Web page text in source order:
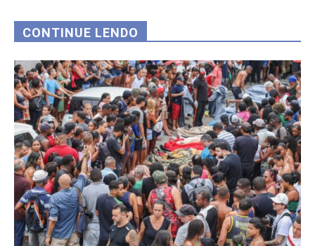
CONTINUE LENDO